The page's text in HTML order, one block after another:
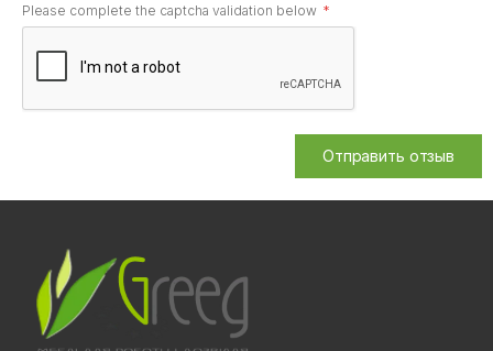
Please complete the captcha validation below
Отправить отзыв